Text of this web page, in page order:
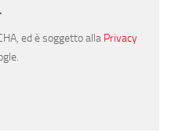
ed è soggetto alla Privacy